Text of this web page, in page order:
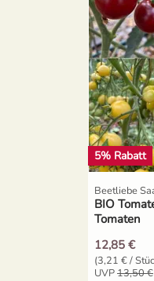
5% Rabatt
Beetliebe
BIO
Tomaten
12,85 €
(3,21 € /
UVP13,50 €